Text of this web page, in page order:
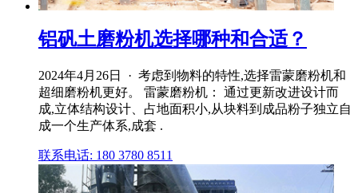
铝矾土磨粉机选择哪种和合适？
2024年4月26日 · 考虑到物料的特性,选择雷蒙磨粉机和
超细磨粉机更好。 雷蒙磨粉机： 通过更新改进设计而
成,立体结构设计、占地面积小,从块料到成品粉子独立自
成一个生产体系,成套 .
联系电话: 180 3780 8511